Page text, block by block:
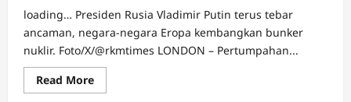
loading… Presiden Rusia Vladimir Putin terus tebar
ancaman, negara-negara Eropa kembangkan bunker
nuklir. Foto/X/@rkmtimes LONDON – Pertumpahan...
Read MoreRead
more